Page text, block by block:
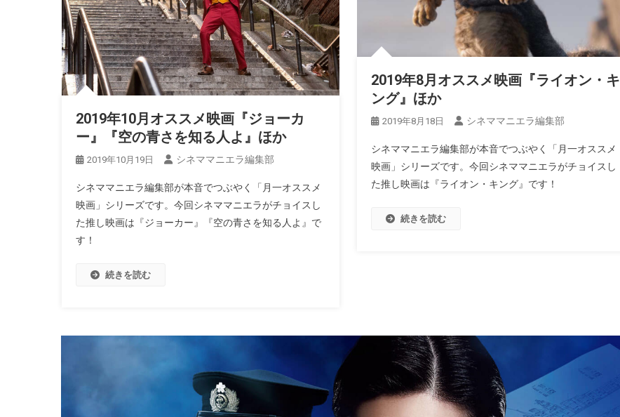
2019年10月オススメ映画『ジョーカ
ー』『空の青さを知る人よ』ほか
2019年10月19日 シネママニエラ編集部
シネママニエラ編集部が本音でつぶやく「月一オススメ
映画」シリーズです。今回シネママニエラがチョイスし
た推し映画は『ジョーカー』『空の青さを知る人よ』で
す！
続きを読む
2019年8月オススメ映画『ライオン・キ
ング』ほか
2019年8月18日 シネママニエラ編集部
シネママニエラ編集部が本音でつぶやく「月一オススメ
映画」シリーズです。今回シネママニエラがチョイスし
た推し映画は『ライオン・キング』です！
続きを読む